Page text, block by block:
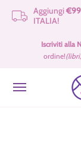
Passa al contenuto
Aggiungi
ITALIA!
Idee Regalo 🎁
Iscriviti alla
ordine!